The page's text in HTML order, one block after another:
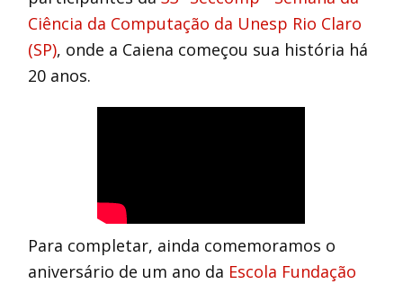
Ciência da Computação da Unesp Rio Claro
(SP), onde a Caiena começou sua história há
20 anos.
Para completar, ainda comemoramos o
aniversário de um ano da Escola Fundação